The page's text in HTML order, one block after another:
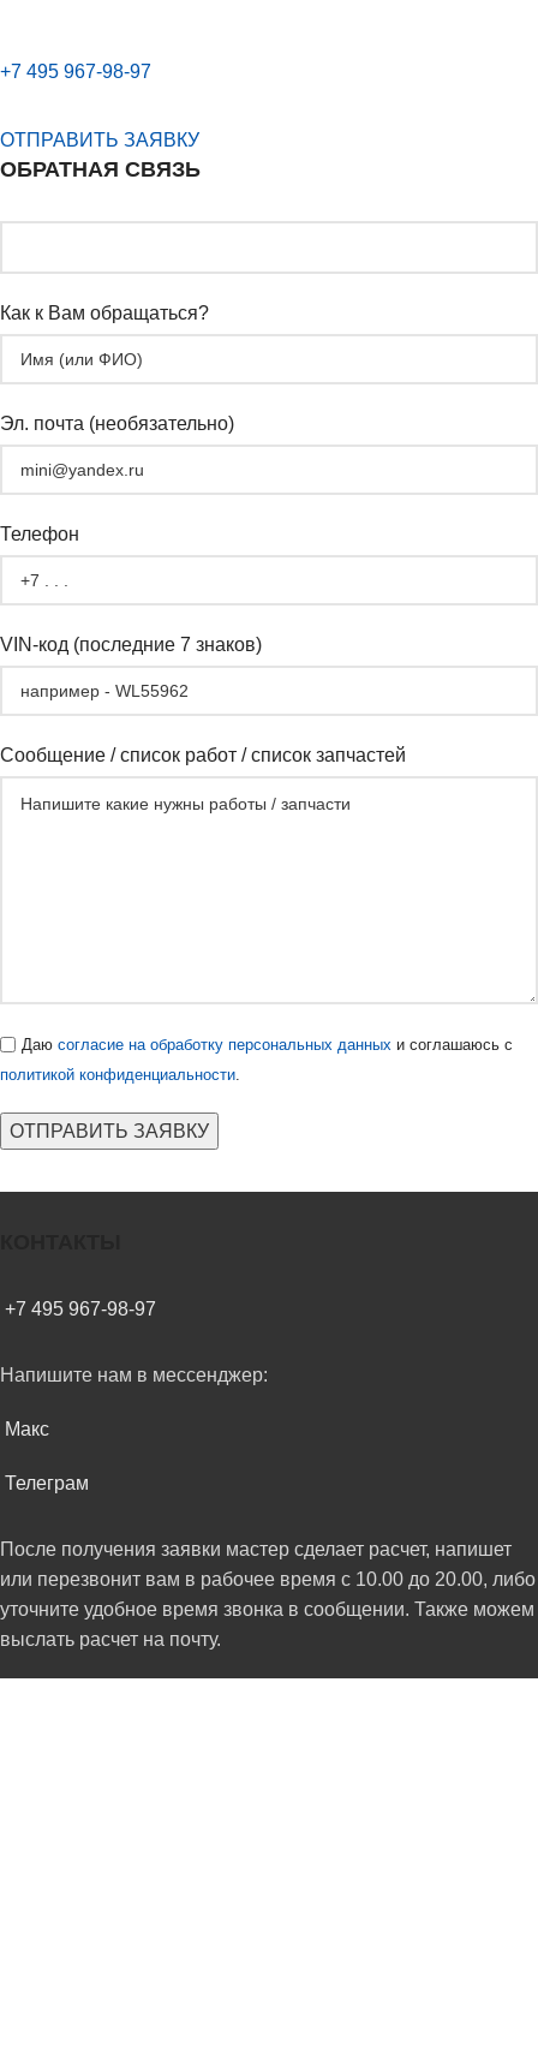
+7 495 967-98-97
ОТПРАВИТЬ ЗАЯВКУ
ОБРАТНАЯ СВЯЗЬ
Как к Вам обращаться?
Эл. почта (необязательно)
Телефон
VIN-код (последние 7 знаков)
Сообщение / список работ / список запчастей
Даю согласие на обработку персональных данных и соглашаюсь с
политикой конфиденциальности
+7 495 967-98-97
Напишите нам в мессенджер:
Макс
Телеграм
После получения заявки мастер сделает расчет, напишет
или перезвонит вам в рабочее время с 10.00 до 20.00, либо
уточните удобное время звонка в сообщении. Также можем
выслать расчет на почту.